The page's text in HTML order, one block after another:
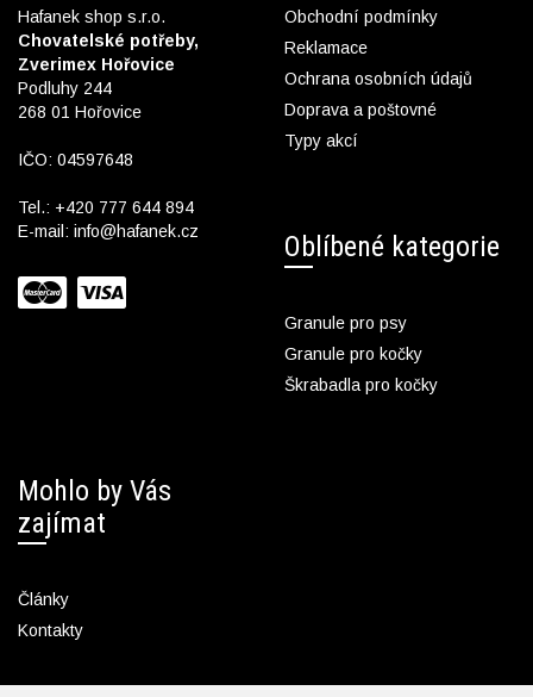
Hafanek shop s.r.o.
Chovatelské potřeby,
Zverimex Hořovice
Podluhy 244
268 01 Hořovice
IČO: 04597648
Tel.: +420 777 644 894
E-mail: info@hafanek.cz
Obchodní podmínky
Reklamace
Ochrana osobních údajů
Doprava a poštovné
Typy akcí
Oblíbené kategorie
Granule pro psy
Granule pro kočky
Škrabadla pro kočky
Mohlo by Vás
zajímat
Články
Kontakty